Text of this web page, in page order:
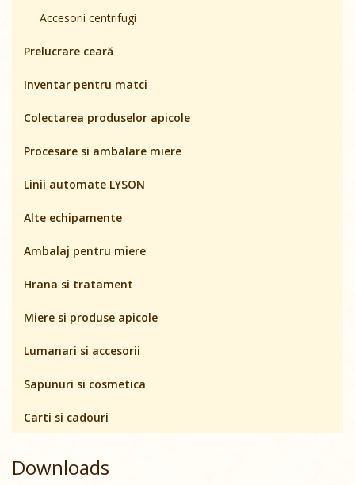
Accesorii centrifugi
Prelucrare ceară
Inventar pentru matci
Colectarea produselor apicole
Procesare si ambalare miere
Linii automate LYSON
Alte echipamente
Ambalaj pentru miere
Hrana si tratament
Miere si produse apicole
Lumanari si accesorii
Sapunuri si cosmetica
Carti si cadouri
Downloads